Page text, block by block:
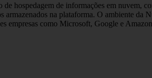
hospedagem de informações em nuvem,
armazenados na plataforma. O ambiente da
empresas como Microsoft, Google e